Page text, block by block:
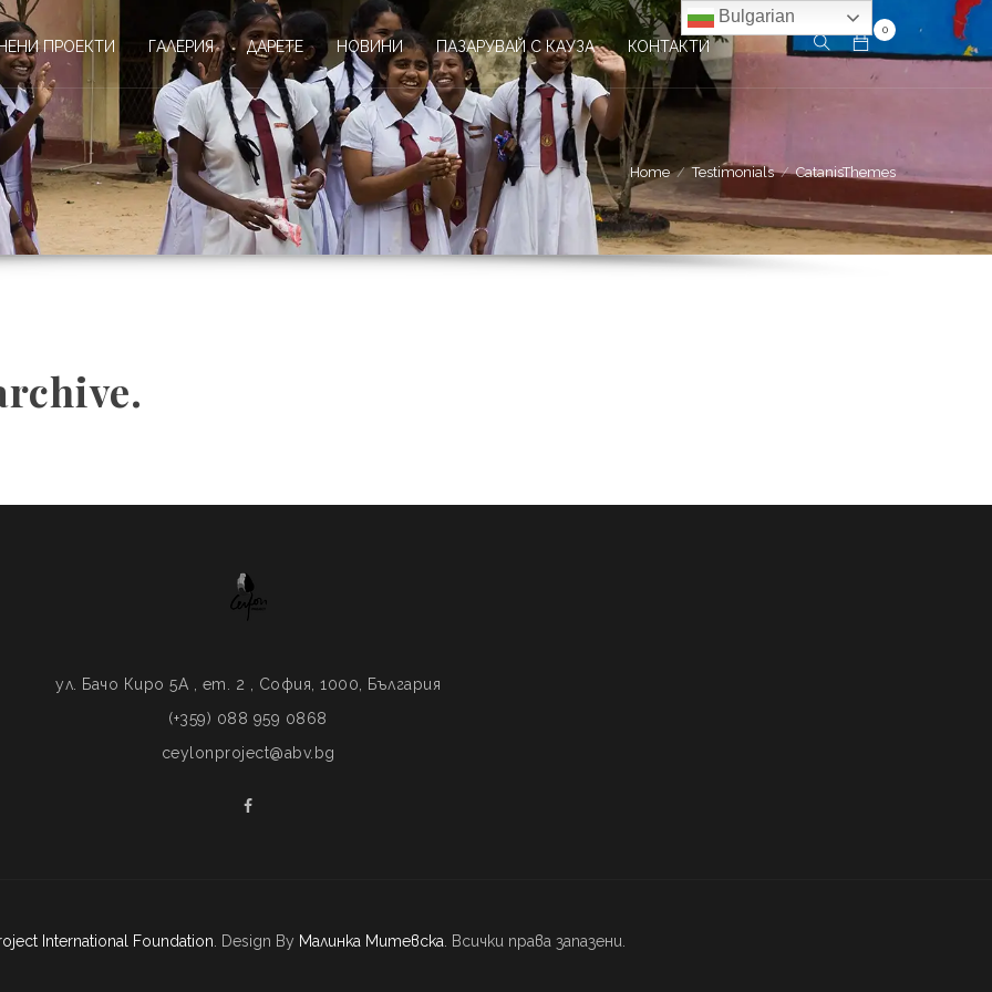
0
ПРОЕКТИ ГАЛЕРИЯ ДАРЕТЕ НОВИНИ ПАЗАРУВАЙ С КАУЗА КОНТАКТИ
Home Testimonials CatanisThemes
ул. Бачо Киро 5A , ет. 2 , София, 1000, България
(+359) 088 959 0868
ceylonproject@abv.bg
International Foundation . Design By Малинка Митевска . Всички права запазени.
Bulgarian